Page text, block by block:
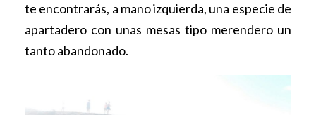
te encontrarás, a mano izquierda, una especie de
apartadero con unas mesas tipo merendero un
tanto abandonado.